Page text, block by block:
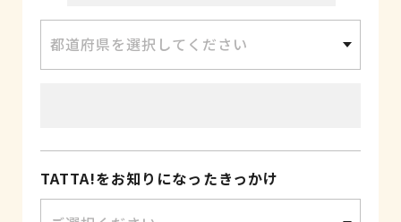
TATTA!をお知りになったきっかけ